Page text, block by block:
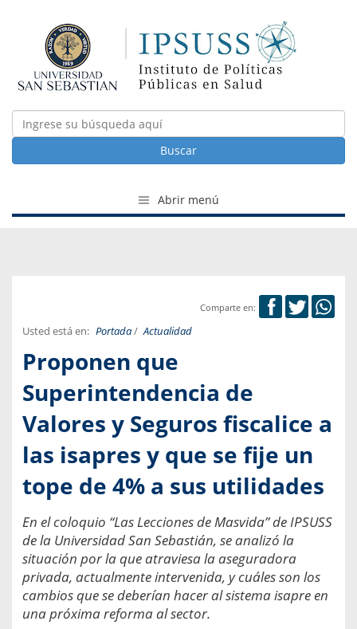
Buscar
Abrir menú
Comparte en:
Usted está en: Portada/ Actualidad
Proponen que
Superintendencia de
Valores y Seguros fiscalice a
las isapres y que se fije un
tope de 4% a sus utilidades
En el coloquio “Las Lecciones de Masvida” de IPSUSS
de la Universidad San Sebastián, se analizó la
situación por la que atraviesa la aseguradora
privada, actualmente intervenida, y cuáles son los
cambios que se deberían hacer al sistema isapre en
una próxima reforma al sector.